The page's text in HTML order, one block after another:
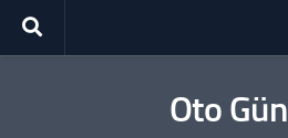
Skip to content
Oto